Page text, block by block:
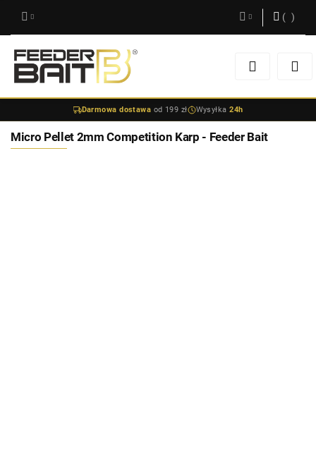
Zarejestruj się
Dodaj zgłoszenie
( )
Darmowa dostawa od 199 zł Wysyłka24h
Micro Pellet 2mm Competition Karp - Feeder Bait